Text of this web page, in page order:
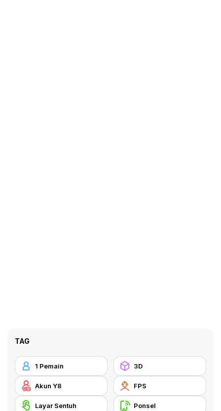
TAG
1 Pemain 3D
Akun Y8 FPS
Layar Sentuh Ponsel